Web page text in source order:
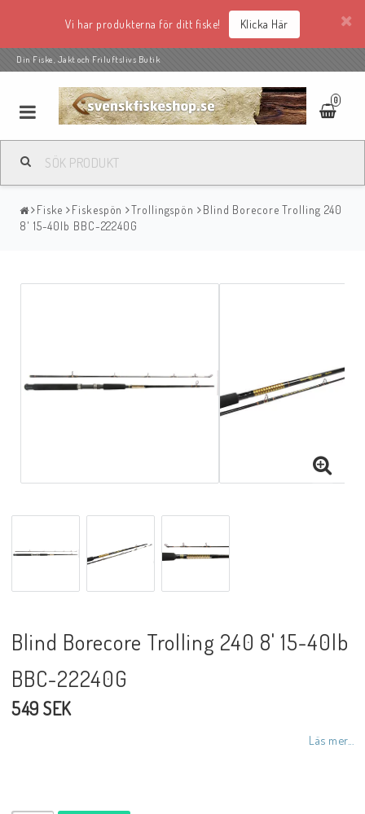
Vi har produkterna för ditt fiske! Klicka Här
Din Fiske, Jakt och Friluftslivs Butik
0
Fiske Fiskespön Trollingspön
Blind Borecore Trolling 240
8' 15-40lb BBC-22240G
Blind Borecore Trolling 240 8' 15-40lb
BBC-22240G
549 SEK
Läs mer...